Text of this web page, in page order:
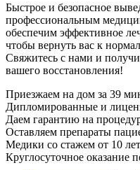
Быстрое и безопасное
профессиональным
обеспечим эффективное
чтобы вернуть вас к
Свяжитесь с нами и
вашего восстановления!
Приезжаем на дом за 39
Дипломированные и
Даем гарантию на
Оставляем препараты
Медики со стажем от 10 лет
Круглосуточное